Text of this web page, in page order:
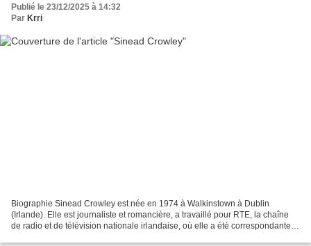
Publié le 23/12/2025 à 14:32
Par Krri
Biographie Sinead Crowley est née en 1974 à Walkinstown à Dublin
(Irlande). Elle est journaliste et romancière, a travaillé pour RTE, la chaîne
de radio et de télévision nationale irlandaise, où elle a été correspondante